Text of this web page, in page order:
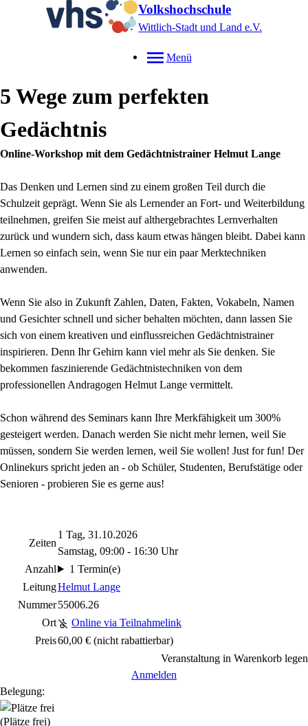
Volkshochschule
Wittlich-Stadt und Land e.V.
Menü
5 Wege zum perfekten
Gedächtnis
Online-Workshop mit dem Gedächtnistrainer Helmut Lange
Das Denken und Lernen sind zu einem großen Teil durch die
Schulzeit geprägt. Wenn Sie als Lernender an Fort- und Weiterbildung
teilnehmen, greifen Sie meist auf althergebrachtes Lernverhalten
zurück und wundern sich, dass kaum etwas hängen bleibt. Dabei kann
Lernen so einfach sein, wenn Sie nur ein paar Merktechniken
anwenden.
Wenn Sie also in Zukunft Zahlen, Daten, Fakten, Vokabeln, Namen
und Gesichter schnell und sicher behalten möchten, dann lassen Sie
sich von einem kreativen und einflussreichen Gedächtnistrainer
inspirieren. Denn Ihr Gehirn kann viel mehr als Sie denken. Sie
bekommen faszinierende Gedächtnistechniken von dem
professionellen Andragogen Helmut Lange vermittelt.
Schon während des Seminars kann Ihre Merkfähigkeit um 300%
gesteigert werden. Danach werden Sie nicht mehr lernen, weil Sie
müssen, sondern Sie werden lernen, weil Sie wollen! Just for fun! Der
Onlinekurs spricht jeden an - ob Schüler, Studenten, Berufstätige oder
Senioren - probieren Sie es gerne aus!
Zeiten
1 Tag, 31.10.2026
Samstag, 09:00 - 16:30 Uhr
Anzahl
1 Termin(e)
LeitungHelmut Lange
Nummer55006.26
Ort
Online via Teilnahmelink
Preis60,00 € (nicht rabattierbar)
Veranstaltung in Warenkorb legen
Anmelden
Belegung:
(Plätze frei)